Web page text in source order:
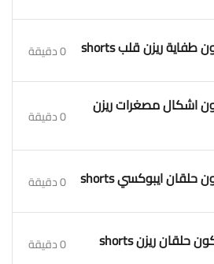
0 دقيقة
اشكال مصغرات ريزن 0 دقيقة
0 دقيقة
0 دقيقة